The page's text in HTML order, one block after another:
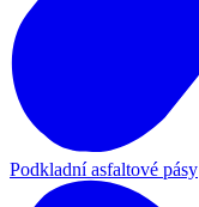
Podkladní asfaltové pásy